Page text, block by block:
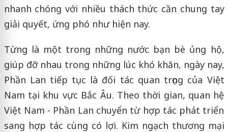
nhanh chóng với nhiều thách thức cần chung tay
giải quyết, ứng phó như hiện nay.
Từng là một trong những nước bạn bè ủng hộ,
giúp đỡ nhau trong những lúc khó khăn, ngày nay,
Phần Lan tiếp tục là đối tác quan trọng của Việt
Nam tại khu vực Bắc Âu. Theo thời gian, quan hệ
Việt Nam - Phần Lan chuyển từ hợp tác phát triển
sang hợp tác cùng có lợi. Kim ngạch thương mại